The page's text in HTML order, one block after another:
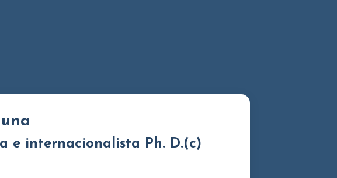
e internacionalista Ph. D.(c)